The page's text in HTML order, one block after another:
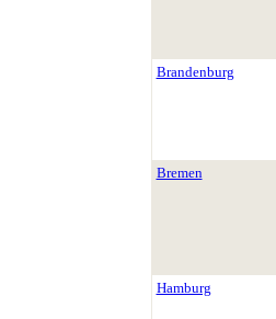
Brandenburg
Bremen
Hamburg